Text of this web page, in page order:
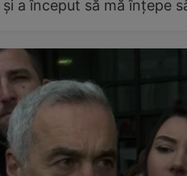
a început să mă înțepe